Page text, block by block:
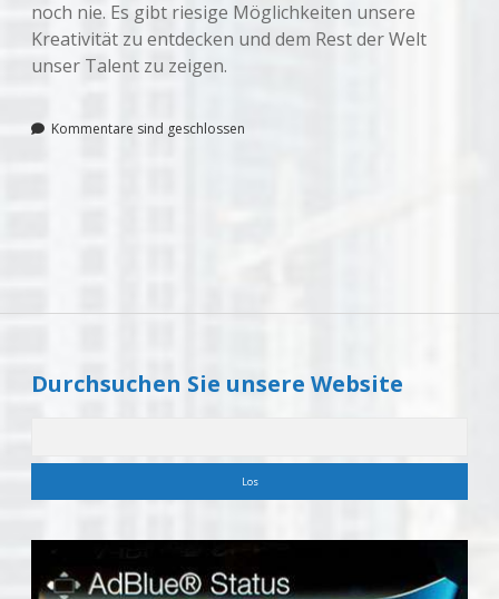
noch nie. Es gibt riesige Möglichkeiten unsere
Kreativität zu entdecken und dem Rest der Welt
unser Talent zu zeigen.
Kommentare sind geschlossen
Sidebar
Durchsuchen Sie unsere Website